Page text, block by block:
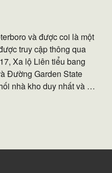
và được coi là một
truy cập thông qua
Xa lộ Liên tiểu bang
Đường Garden State
nhà kho duy nhất và có
đầy đủ.